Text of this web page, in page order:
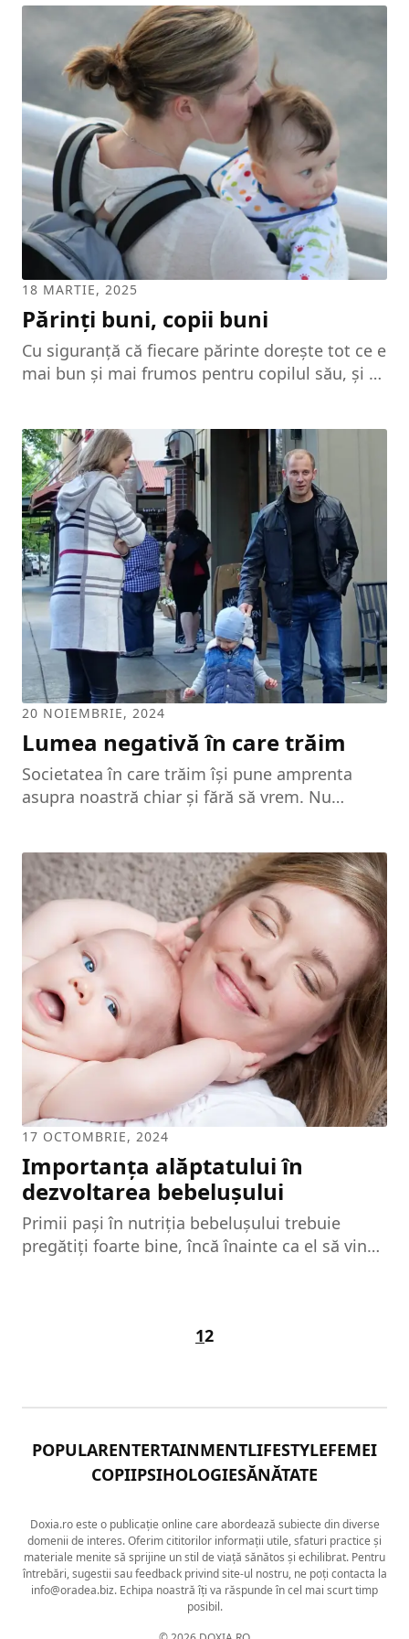
întâmplă şi în cazul copiilor care nu dau
dovadă de o bună stăpânire de sine, potrivit
specialiştilor. Mai exact, această stăpânire de
sine trebuie să fie puternică în jurul vârstei de
trei ani. În caz contrar, cercetătorii au arătat, în
urma unor studii efectuate, că astfel de copii
au un risc foarte mare de...
18 MARTIE, 2025
Părinți buni, copii buni
Cu siguranţă că fiecare părinte doreşte tot ce e
mai bun şi mai frumos pentru copilul său, şi se
să realizezi că atunci când îţi ţii în braţe
bulgărele de aur, eşti responsabil pentru el, că
trebuie să-l înveţi cum să crească şi cum să
trăiască într-o lume din ce în ce mai violentă.
Unii părinţi îşi iubesc atât de tare copii,...
20 NOIEMBRIE, 2024
Lumea negativă în care trăim
Societatea în care trăim își pune amprenta
asupra noastră chiar și fără să vrem. Nu
amețitoare. Dar această „viteză” nu înseamnă
neapărat progres. Din păcate, faptul că
suntem mereu ocupați să ne câștigăm
existența, să ne satisfacem hobby-urile etc.
coboară între noi și familia noastră o cortină,
care duce adesea la interminabile probleme de
comunicare și, în final, la divorț. Societatea și
stilul de viață ne...
17 OCTOMBRIE, 2024
Importanța alăptatului în
dezvoltarea bebelușului
Primii paşi în nutriţia bebelușului trebuie
pregătiţi foarte bine, încă înainte ca el să vină
standardul după care medicii se direcţionează
Sănătăţii şi recomandarea noastră este ca
minimum şase luni şi să se întindă până la
vârsta de cel puţin doi ani. Se încurajează
12
POPULARENTERTAINMENTLIFESTYLEFEMEI
COPIIPSIHOLOGIESĂNĂTATE
Doxia.ro este o publicație online care abordează subiecte din diverse
domenii de interes. Oferim cititorilor informații utile, sfaturi practice și
materiale menite să sprijine un stil de viață sănătos și echilibrat. Pentru
întrebări, sugestii sau feedback privind site-ul nostru, ne poți contacta la
info@oradea.biz. Echipa noastră îți va răspunde în cel mai scurt timp
posibil.